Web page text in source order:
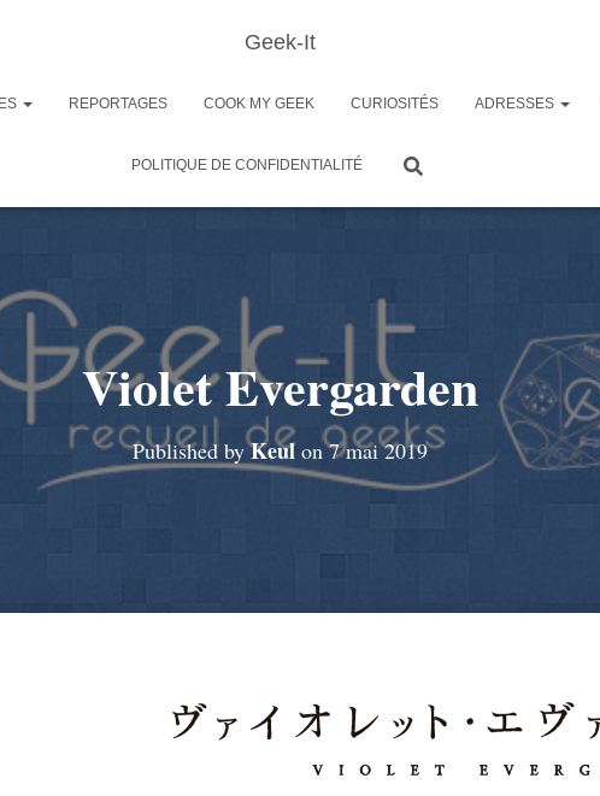
Geek-It
REPORTAGES COOK MY GEEK CURIOSITÉS ADRESSES
POLITIQUE DE CONFIDENTIALITÉ
Violet Evergarden
Published byKeulon7 mai 2019